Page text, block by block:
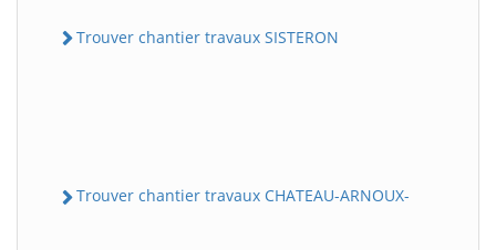
Trouver chantier travaux SISTERON
Trouver chantier travaux CHATEAU-ARNOUX-